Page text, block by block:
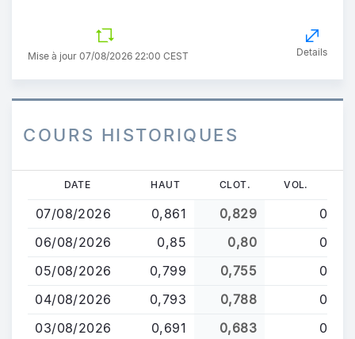
Mise à jour 07/08/2026 22:00 CEST Details
COURS HISTORIQUES
contenu
principal
DATE HAUT CLOT. VOL.
07/08/2026 0,861 0,829
0
06/08/2026
0,85 0,80
0
05/08/2026
0,799 0,755
0
04/08/2026
0,793 0,788
0
03/08/2026
0,691 0,683 0